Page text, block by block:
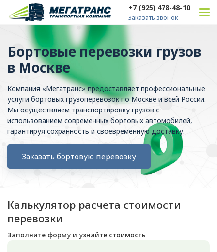
+7 (925) 478-48-10
Заказать звонок
Бортовые перевозки грузов
в Москве
Компания «Мегатранс» предоставляет профессиональные
услуги бортовых грузоперевозок по Москве и всей России.
Мы осуществляем транспортировку грузов с
использованием современных бортовых автомобилей,
гарантируя сохранность и своевременную доставку.
Заказать бортовую перевозку
Калькулятор расчета стоимости
перевозки
Заполните форму и узнайте стоимость